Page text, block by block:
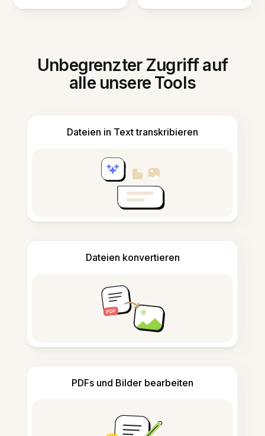
Unbegrenzter Zugriff auf
alle unsere Tools
Dateien in Text transkribieren
Dateien konvertieren
PDFs und Bilder bearbeiten